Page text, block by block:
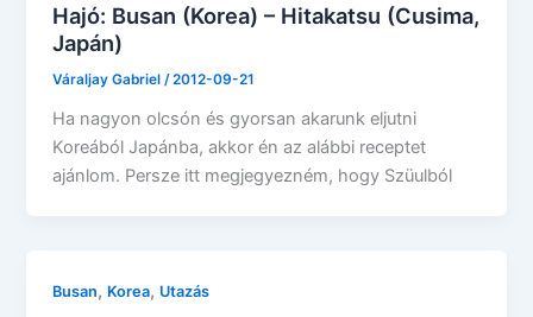
Hajó: Busan (Korea) – Hitakatsu (Cusima,
Japán)
Váraljay Gabriel/2012-09-21
Ha nagyon olcsón és gyorsan akarunk eljutni
Koreából Japánba, akkor én az alábbi receptet
ajánlom. Persze itt megjegyezném, hogy Szüulból
Busan, Korea, Utazás